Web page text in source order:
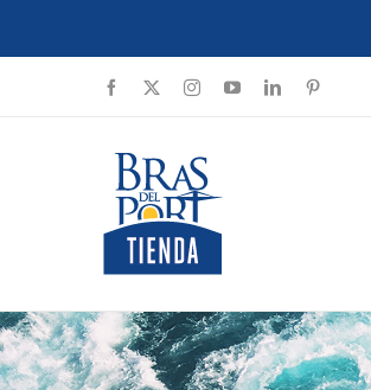
Facebook InstagramYouTubeLinkedIn